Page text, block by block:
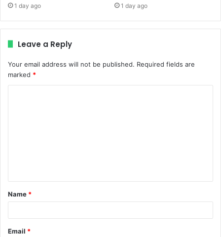
1 day ago 1 day ago
Leave a Reply
Your email address will not be published. Required fields are
marked *
t
*
Name *
Email *